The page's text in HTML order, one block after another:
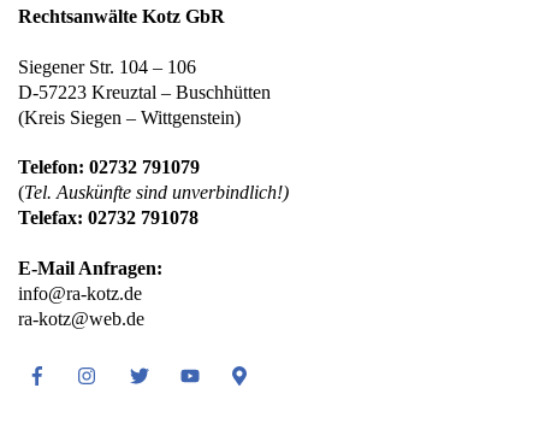
Rechtsanwälte Kotz GbR
Siegener Str. 104 – 106
D-57223 Kreuztal – Buschhütten
(Kreis Siegen – Wittgenstein)
Telefon: 02732 791079
(Tel. Auskünfte sind unverbindlich!)
Telefax: 02732 791078
E-Mail Anfragen:
info@ra-kotz.de
ra-kotz@web.de
FacebookInstagramTwitter Youtube Google